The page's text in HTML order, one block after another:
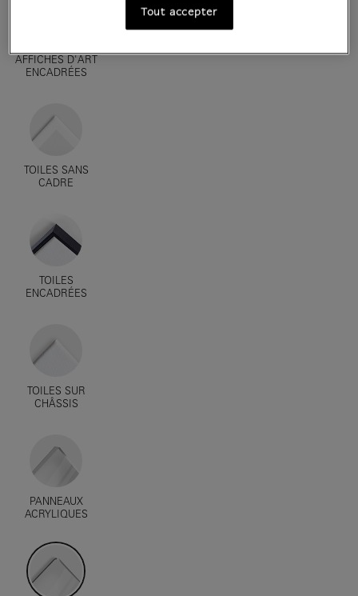
AFFICHES D'ART
ENCADRÉES
TOILES SANS
CADRE
TOILES
ENCADRÉES
TOILES SUR
CHÂSSIS
PANNEAUX
ACRYLIQUES
Tout accepter